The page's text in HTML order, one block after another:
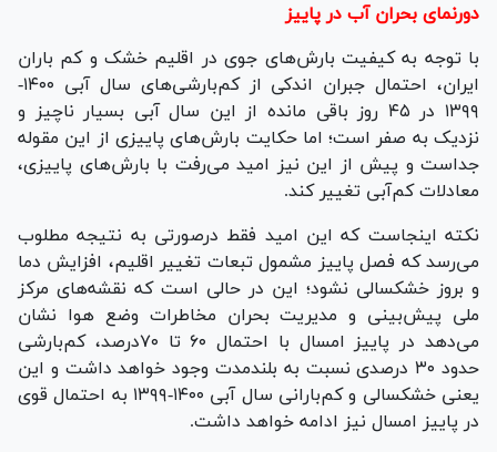
دورنمای بحران آب در پاییز
با توجه به کیفیت بارش‌های جوی در اقلیم خشک و کم باران
ایران، احتمال جبران اندکی از کم‌بارشی‌های سال آبی ۱۴۰۰-
۱۳۹۹ در ۴۵ روز باقی مانده از این سال آبی بسیار ناچیز و
نزدیک به صفر است؛ اما حکایت بارش‌های پاییزی از این مقوله
جداست و پیش از این نیز امید می‌رفت با بارش‌های پاییزی،
معادلات کم‌آبی تغییر کند.
نکته اینجاست که این امید فقط درصورتی به نتیجه مطلوب
می‌رسد که فصل پاییز مشمول تبعات تغییر اقلیم، افزایش دما
و بروز خشکسالی نشود؛ این در حالی است که نقشه‌های مرکز
ملی پیش‌بینی و مدیریت بحران مخاطرات وضع هوا نشان
می‌دهد در پاییز امسال با احتمال ۶۰ تا ۷۰درصد، کم‌بارشی
حدود ۳۰ درصدی نسبت به بلندمدت وجود خواهد داشت و این
یعنی خشکسالی و کم‌بارانی سال آبی ۱۴۰۰-۱۳۹۹ به احتمال قوی
در پاییز امسال نیز ادامه خواهد داشت.